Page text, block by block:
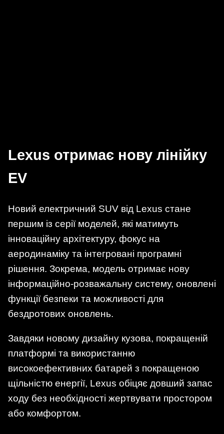
Lexus отримає нову лінійку
EV
Новий електричний SUV від Lexus стане
першим із серії моделей, які матимуть
інноваційну архітектуру, фокус на
аеродинаміку та інтегровані програмні
рішення. Зокрема, модель отримає нову
інформаційно-розважальну систему, оновлені
функції безпеки та можливості для
бездротових оновлень.
Завдяки новому дизайну кузова, покращеній
платформі та використанню
високоефективних батарей з покращеною
щільністю енергії, Lexus обіцяє довший запас
ходу без необхідності жертвувати простором
або комфортом.